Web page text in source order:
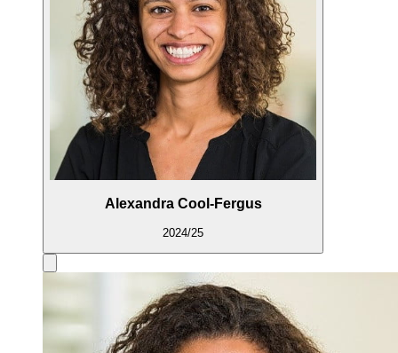
Alexandra Cool-Fergus
2024/25